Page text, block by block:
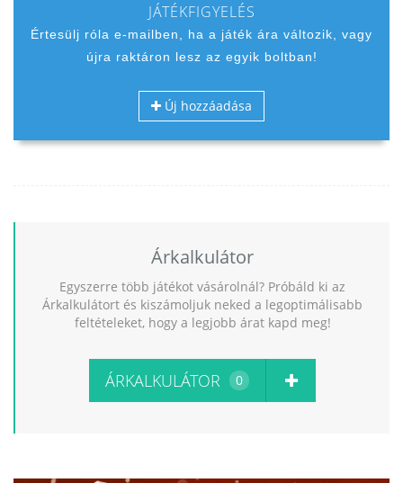
JÁTÉKFIGYELÉS
Értesülj róla e-mailben, ha a játék ára változik, vagy
újra raktáron lesz az egyik boltban!
Új hozzáadása
Árkalkulátor
Egyszerre több játékot vásárolnál? Próbáld ki az
Árkalkulátort és kiszámoljuk neked a legoptimálisabb
feltételeket, hogy a legjobb árat kapd meg!
ÁRKALKULÁTOR 0